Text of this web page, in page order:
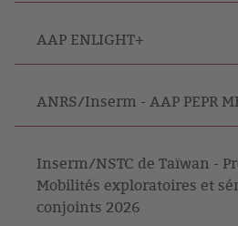
AAP ENLIGHT+
ANRS/Inserm - AAP PEPR
Inserm/NSTC de Taïwan -
Mobilités exploratoires et
conjoints 2026